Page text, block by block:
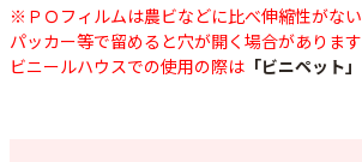
幅210cm
￥16,800
※ＰＯフィルムは農ビなどに比べ伸縮性がない
パッカー等で留めると穴が開く場合がありま
ビニールハウスでの使用の際は 「ビニペット」